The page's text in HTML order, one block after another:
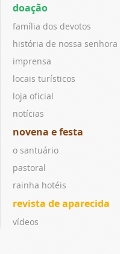
doação
família dos devotos
história de nossa senhora
imprensa
locais turísticos
loja oficial
notícias
novena e festa
o santuário
pastoral
rainha hotéis
revista de aparecida
vídeos